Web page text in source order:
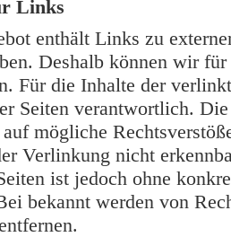
Links
enthält Links zu
Deshalb können wir
Für die Inhalte der
Seiten verantwortlich.
mögliche
Verlinkung nicht
ist jedoch ohne
bekannt werden von